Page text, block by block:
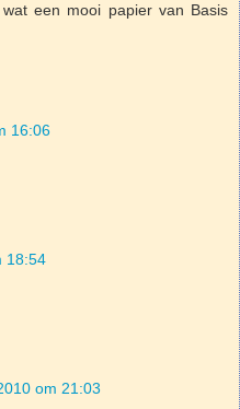
een mooi papier van Basis
16:06
18:54
om 21:03